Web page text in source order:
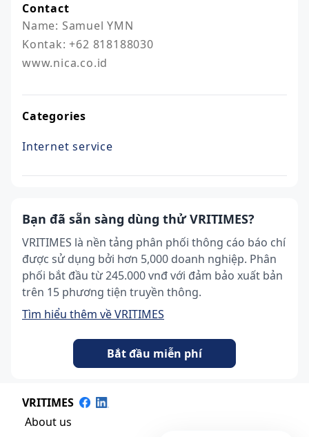
Contact
Name: Samuel YMN
Kontak: +62 818188030
www.nica.co.id
Categories
Internet service
Bạn đã sẵn sàng dùng thử VRITIMES?
VRITIMES là nền tảng phân phối thông cáo báo chí
được sử dụng bởi hơn 5,000 doanh nghiệp. Phân
phối bắt đầu từ 245.000 vnđ với đảm bảo xuất bản
trên 15 phương tiện truyền thông.
Tìm hiểu thêm về VRITIMES
Bắt đầu miễn phí
VRITIMES
About us